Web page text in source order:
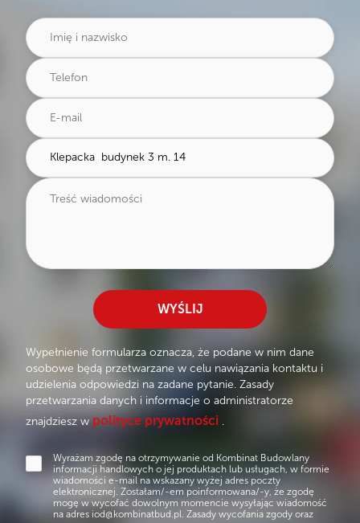
WYŚLIJ
Wypełnienie formularza oznacza, że podane w nim dane
osobowe będą przetwarzane w celu nawiązania kontaktu i
udzielenia odpowiedzi na zadane pytanie. Zasady
przetwarzania danych i informacje o administratorze
znajdziesz w polityce prywatności .
Wyrażam zgodę na otrzymywanie od Kombinat Budowlany
informacji handlowych o jej produktach lub usługach, w formie
wiadomości e-mail na wskazany wyżej adres poczty
elektronicznej. Zostałam/-em poinformowana/-y, że zgodę
mogę w wycofać dowolnym momencie wysyłając wiadomość
na adres iod@kombinatbud.pl. Zasady wycofania zgody oraz